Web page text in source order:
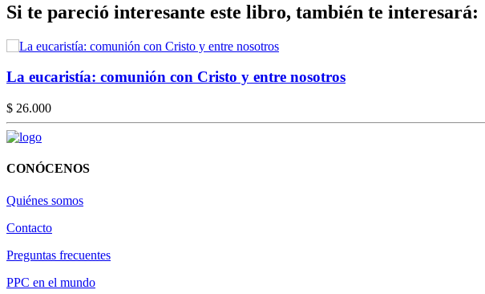
Si te pareció interesante este libro, también te interesará:
La eucaristía: comunión con Cristo y entre nosotros
$ 26.000
CONÓCENOS
Quiénes somos
Contacto
Preguntas frecuentes
PPC en el mundo